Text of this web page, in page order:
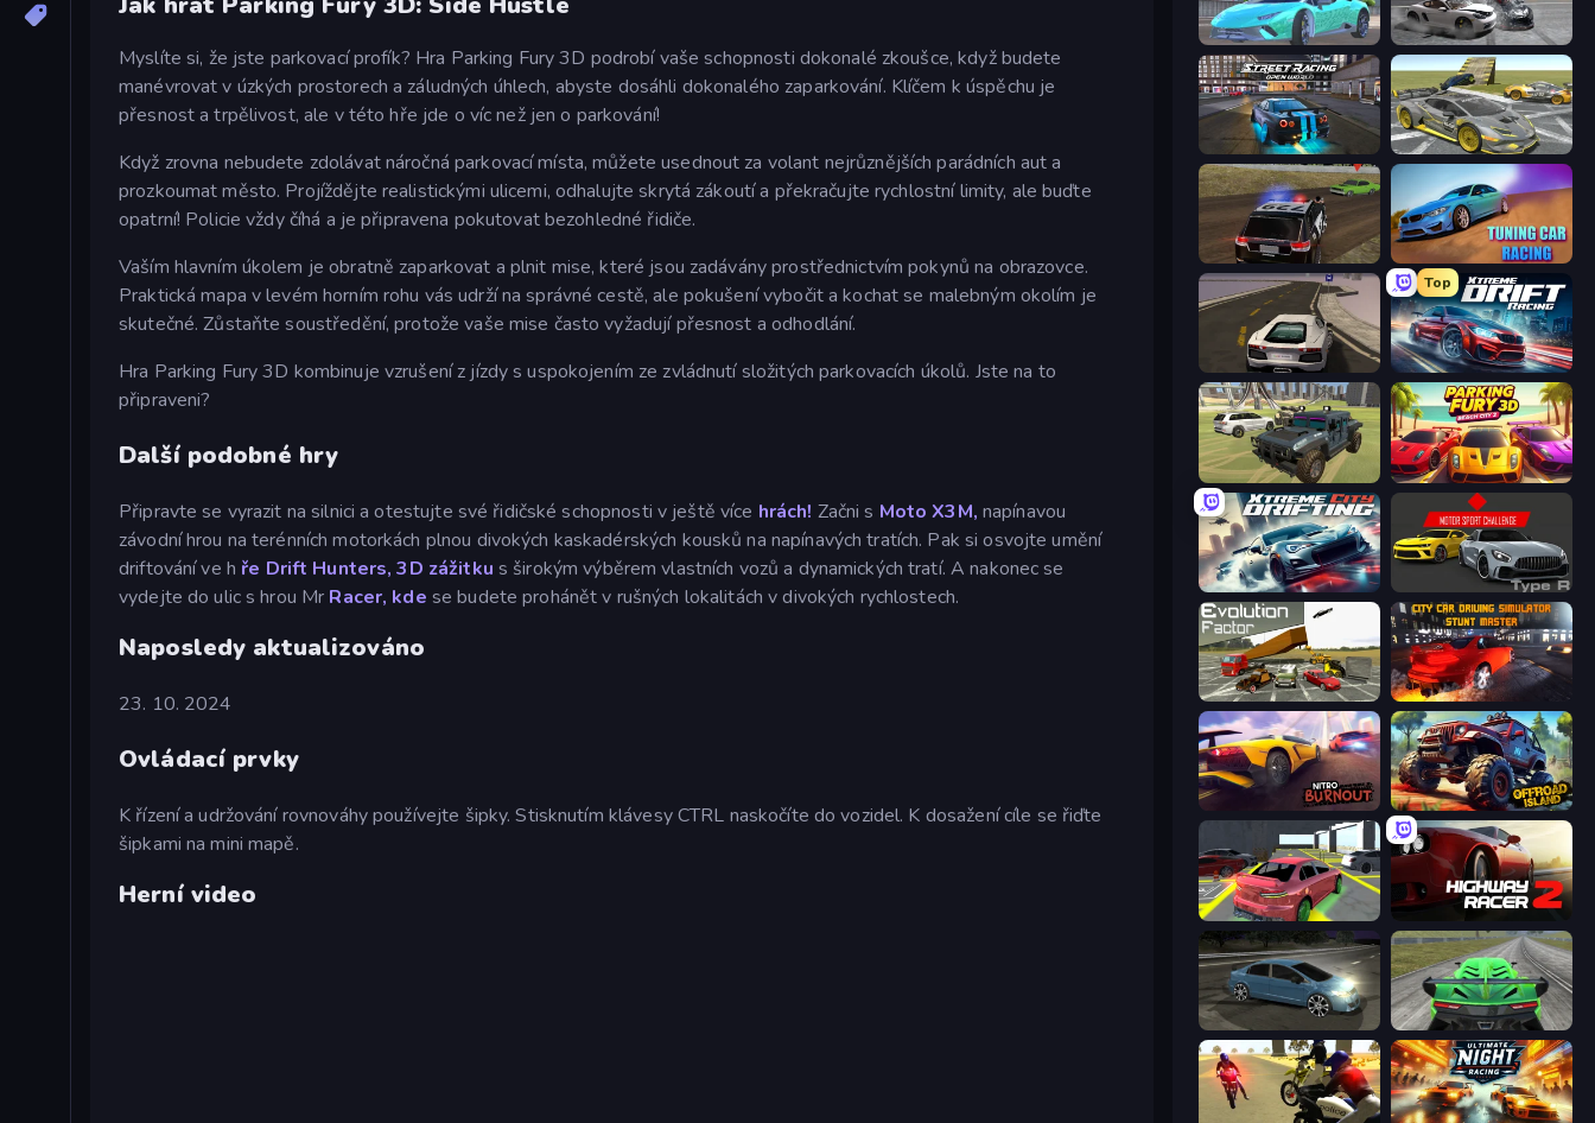
Myslíte si, že jste parkovací profík? Hra Parking Fury 3D podrobí vaše schopnosti dokonalé zkoušce, když budete
manévrovat v úzkých prostorech a záludných úhlech, abyste dosáhli dokonalého zaparkování. Klíčem k úspěchu je
přesnost a trpělivost, ale v této hře jde o víc než jen o parkování!
Když zrovna nebudete zdolávat náročná parkovací místa, můžete usednout za volant nejrůznějších parádních aut a
prozkoumat město. Projíždějte realistickými ulicemi, odhalujte skrytá zákoutí a překračujte rychlostní limity, ale buďte
opatrní! Policie vždy číhá a je připravena pokutovat bezohledné řidiče.
Vaším hlavním úkolem je obratně zaparkovat a plnit mise, které jsou zadávány prostřednictvím pokynů na obrazovce.
Praktická mapa v levém horním rohu vás udrží na správné cestě, ale pokušení vybočit a kochat se malebným okolím je
skutečné. Zůstaňte soustředění, protože vaše mise často vyžadují přesnost a odhodlání.
Hra Parking Fury 3D kombinuje vzrušení z jízdy s uspokojením ze zvládnutí složitých parkovacích úkolů. Jste na to
připraveni?
Další podobné hry
Připravte se vyrazit na silnici a otestujte své řidičské schopnosti v ještě více hrách! Začni s Moto X3M, napínavou
závodní hrou na terénních motorkách plnou divokých kaskadérských kousků na napínavých tratích. Pak si osvojte umění
driftování ve h ře Drift Hunters, 3D zážitku s širokým výběrem vlastních vozů a dynamických tratí. A nakonec se
vydejte do ulic s hrou Mr Racer, kde se budete prohánět v rušných lokalitách v divokých rychlostech.
Naposledy aktualizováno
23. 10. 2024
Ovládací prvky
K řízení a udržování rovnováhy používejte šipky. Stisknutím klávesy CTRL naskočíte do vozidel. K dosažení cíle se řiďte
šipkami na mini mapě.
Herní video
Real City Driver Gearshift One
Wrong Way
POLICE Chase Simulator Tuning Car Racing
Grand Stunt Auto
Top
Xtreme DRIFT Racing
4x4 Offroader Parking Fury 3D: Beach City 2
Xtreme City Drifting Motor Sport Challenge Type R
Evolution Factor
Offroad Island
Garage Parking Highway Racer 2
Drift Club Speed Racing Pro 2